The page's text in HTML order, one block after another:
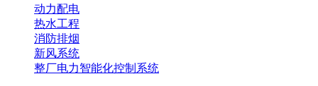
动力配电
热水工程
消防排烟
新风系统
整厂电力智能化控制系统